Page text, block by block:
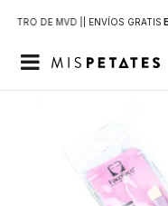
DE MVD | | ENVÍOS GRATIS
